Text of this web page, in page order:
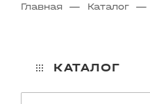
Главная — Каталог —
КАТАЛОГ